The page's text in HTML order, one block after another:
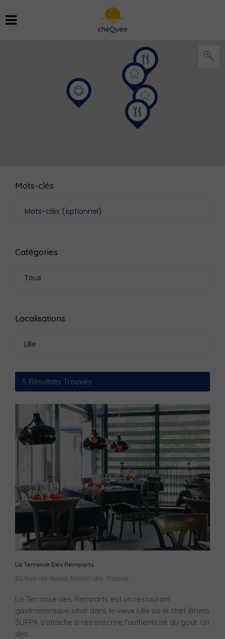
Mots-clés
Catégories
Tous
Localisations
Lille
5 Résultats Trouvés
La Terrasse Des Remparts
92 Rue de Gand, 59800 Lille, France
La Terrasse des Remparts est un restaurant
gastronomique situé dans le vieux Lille où le chef Bruno
SUPPA s'attache à retranscrire l'authenticité du goût. Un
des...